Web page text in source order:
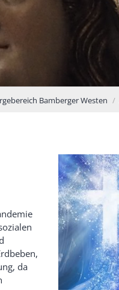
Bamberger Westen
da